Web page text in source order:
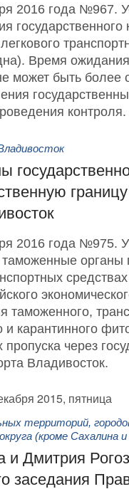
2016 года №967.
Время
может быть более
контроля.
2016 года №975.
органы
и карантинного
через
Владивосток.
2015, пятница
территорий,
(кроме Сахалина
Дмитрия
заседания